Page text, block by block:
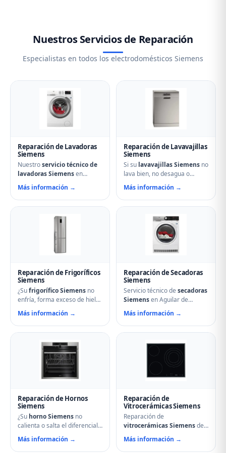
fuera del periodo de garantía del fabricante.
Nuestros Servicios de Reparación
Especialistas en todos los electrodomésticos Siemens
Reparación de Lavadoras
Siemens
Nuestroservicio técnico de
lavadoras Siemensen
Aguilar de Campoo soluciona
cualquier avería: problemas
de centrifugado, fugas de
en el arranque o problemas
especializados con repuestos
originales Siemens y
reparación el mismo día.
Más información →
Reparación de Lavavajillas
Siemens
Si su lavavajillas Siemens no
lava bien, no desagua o
muestra errores en el display,
nuestro servicio técnico en
Aguilar de Campoo puede
aspersores obstruidos,
bombas de desagüe,
problemas de secado y fallos
electrónicos con piezas
Más información →
Reparación de Frigoríficos
Siemens
¿Sufrigorífico Siemens no
enfría, forma exceso de hielo
o hace ruidos extraños?
Nuestros técnicos en Aguilar
de Campoo reparan
sistemas No Frost, fugas de
gas refrigerante y problemas
de descarche. Servicio
urgente para evitar pérdida
de alimentos.
Más información →
Reparación de Secadoras
Siemens
Servicio técnico de secadoras
Siemensen Aguilar de
Campoo. Reparamos
problemas de calentamiento,
tambor que no gira,
condensadores averiados y
fallos en el secado.
Mantenimiento preventivo y
limpieza de filtros incluido en
Más información →
Reparación de Hornos
Siemens
¿Su horno Siemens no
calienta o salta el diferencial?
Nuestro servicio técnico en
Aguilar de Campoo repara
Más información →
Reparación de
Vitrocerámicas Siemens
Reparación de
vitrocerámicas Siemensde
inducción y de cocción en
Aguilar de Campoo.
Más información →